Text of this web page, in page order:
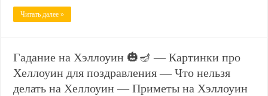
Читать далее »
Гадание на Хэллоуин 🎃🪔 — Картинки про
Хеллоуин для поздравления — Что нельзя
делать на Хеллоуин — Приметы на Хэллоуин